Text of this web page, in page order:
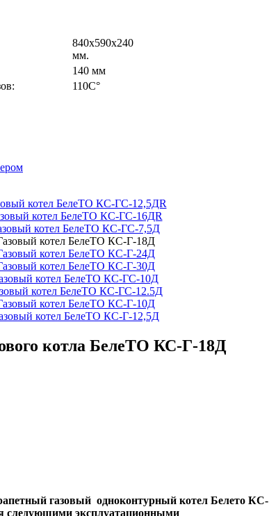
840х590х240
мм.
140 мм
110C°
котел БелеТО КС-ГС-12,5ДR
котел БелеТО КС-ГС-16ДR
котел БелеТО КС-ГС-7,5Д
котел БелеТО КС-Г-18Д
котел БелеТО КС-Г-24Д
котел БелеТО КС-Г-30Д
котел БелеТО КС-ГС-10Д
котел БелеТО КС-ГС-12.5Д
котел БелеТО КС-Г-10Д
котел БелеТО КС-Г-12,5Д
котла БелеТО КС-Г-18Д
газовый одноконтурный котел Белето КС-
следующими эксплуатационными